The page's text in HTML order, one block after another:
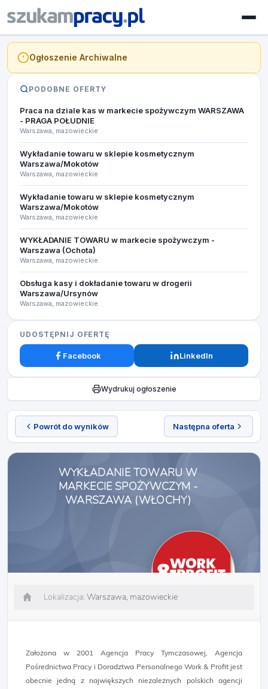
Powrót do wyników Następna oferta
WYKŁADANIE TOWARU W
MARKECIE SPOŻYWCZYM -
WARSZAWA (WŁOCHY)
Lokalizacja: Warszawa, mazowieckie
Założona w 2001 Agencja Pracy Tymczasowej, Agencja
Pośrednictwa Pracy i Doradztwa Personalnego Work & Profit jest
obecnie jedną z największych niezależnych polskich agencji
Ogłoszenie Archiwalne
PODOBNE OFERTY
Praca na dziale kas w markecie spożywczym WARSZAWA
- PRAGA POŁUDNIE
Warszawa, mazowieckie
Wykładanie towaru w sklepie kosmetycznym
Warszawa/Mokotów
Warszawa, mazowieckie
Wykładanie towaru w sklepie kosmetycznym
Warszawa/Mokotów
Warszawa, mazowieckie
WYKŁADANIE TOWARU w markecie spożywczym -
Warszawa (Ochota)
Warszawa, mazowieckie
Obsługa kasy i dokładanie towaru w drogerii
Warszawa/Ursynów
Warszawa, mazowieckie
UDOSTĘPNIJ OFERTĘ
Facebook LinkedIn
Wydrukuj ogłoszenie